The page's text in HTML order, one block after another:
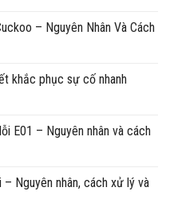
– Nguyên Nhân Và Cách
khắc phục sự cố nhanh
E01 – Nguyên nhân và cách
Nguyên nhân, cách xử lý và